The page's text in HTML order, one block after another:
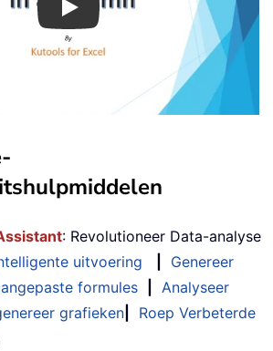
Play
: Revolutioneer Data-analyse
uitvoering
Genereer
formules
Analyseer
grafieken
Roep Verbeterde